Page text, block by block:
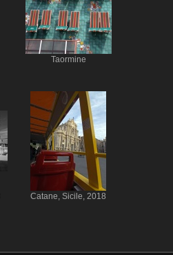
Taormine
Catane, Sicile, 2018